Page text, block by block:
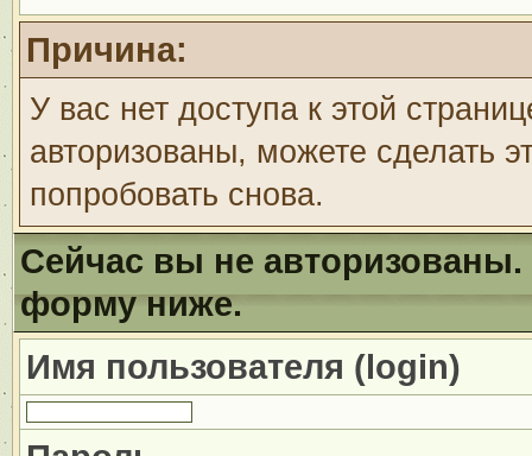
Причина:
У вас нет доступа к этой
авторизованы, можете сделать
попробовать снова.
Сейчас вы не авторизованы.
форму ниже.
Имя пользователя (login)